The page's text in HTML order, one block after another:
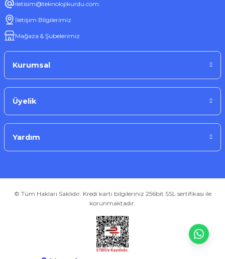
Tükendi
Lenovo LP80 PRO Bluetooth 5.3 Tws Kablosuz Kulaklık
iletisim@teknolojikurdu.com
İletişim Bilgilerimiz
Mağaza & Şubelerimiz
Kurumsal
Üyelik
Yardım
© Tüm Hakları Saklıdır. Kredi kartı bilgileriniz 256bit SSL sertifikası ile
korunmaktadır.